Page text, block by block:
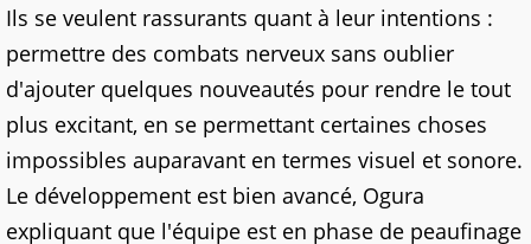
Ils se veulent rassurants quant à leur intentions :
permettre des combats nerveux sans oublier
d'ajouter quelques nouveautés pour rendre le tout
plus excitant, en se permettant certaines choses
impossibles auparavant en termes visuel et sonore.
Le développement est bien avancé, Ogura
expliquant que l'équipe est en phase de peaufinage